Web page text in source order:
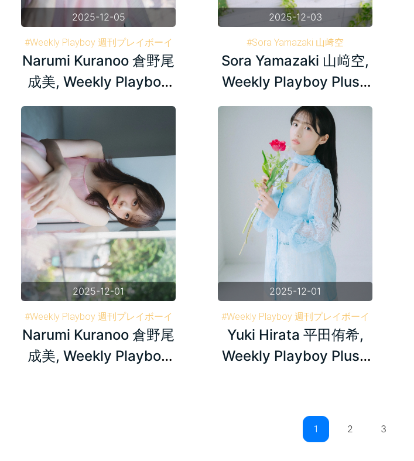
2025-12-05
#Weekly Playboy 週刊プレイボーイ
#Narumi Kuranoo 倉野尾成美
#AKB48
Narumi Kuranoo 倉野尾
成美, Weekly Playboy
Plus+ 2025.10.09
2025-12-03
#Sora Yamazaki 山﨑空
#Weekly Playboy 週刊プレイボーイ
#AKB48
Sora Yamazaki 山﨑空,
Weekly Playboy Plus+
2024.05.27
2025-12-01
#Weekly Playboy 週刊プレイボーイ
#Narumi Kuranoo 倉野尾成美
#AKB48
Narumi Kuranoo 倉野尾
成美, Weekly Playboy
2025-12-01
#Weekly Playboy 週刊プレイボーイ
#Yuki Hirata 平田侑希 #AKB48
Yuki Hirata 平田侑希,
Weekly Playboy Plus+
2 3